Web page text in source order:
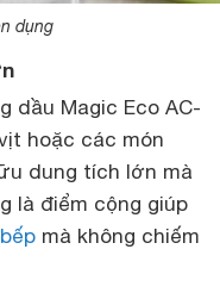
dụng
dầu Magic Eco AC-
hoặc các món
dung tích lớn mà
là điểm cộng giúp
bếp mà không chiếm